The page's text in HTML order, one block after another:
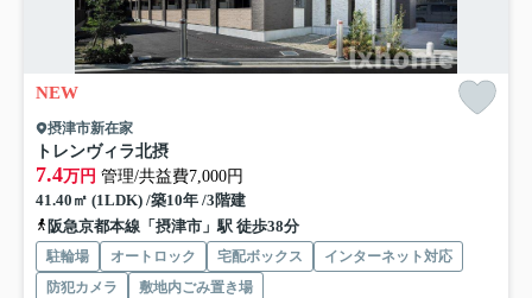
NEW
摂津市新在家
トレンヴィラ北摂
7.4万円 管理/共益費7,000円
41.40㎡ (1LDK) /築10年 /3階建
阪急京都本線「摂津市」駅 徒歩38分
駐輪場 オートロック 宅配ボックス
インターネット対応
防犯カメラ
敷地内ごみ置き場